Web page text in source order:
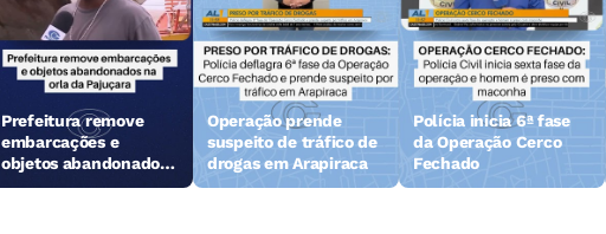
Prefeitura remove
embarcações e
objetos abandonados
na orla da Pajuçara
Operação prende
suspeito de tráfico de
drogas em Arapiraca
Polícia inicia 6ª fase
da Operação Cerco
Fechado